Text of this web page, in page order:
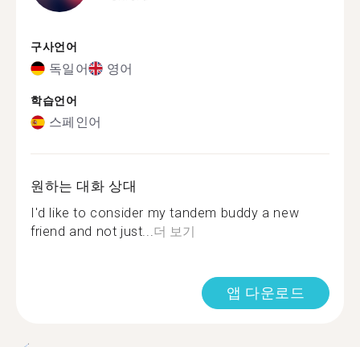
구사언어
독일어 영어
학습언어
스페인어
원하는 대화 상대
I'd like to consider my tandem buddy a new
friend and not just...더 보기
앱 다운로드